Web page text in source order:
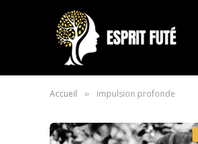
Accueil » impulsion profonde